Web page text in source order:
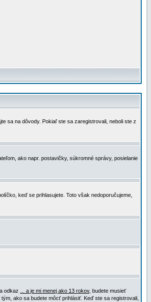
sa na dôvody. Pokiaľ ste sa zaregistrovali, neboli ste z
ako napr. postavičky, súkromné správy, posielanie
keď se prihlasujete. Toto však nedoporučujeme,
odkaz
... a je mi menej ako 13 rokov, budete musieť
ako sa budete môcť prihlásiť. Keď ste sa registrovali,